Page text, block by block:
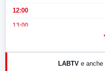
12:00
13:00
LABTV e anche